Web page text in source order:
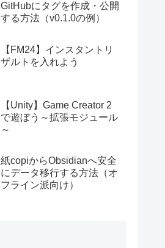
GitHubにタグを作成・公開
する方法（v0.1.0の例）
【FM24】インスタントリ
ザルトを入れよう
【Unity】Game Creator 2
で遊ぼう～拡張モジュール
～
紙copiからObsidianへ安全
にデータ移行する方法（オ
フライン派向け）